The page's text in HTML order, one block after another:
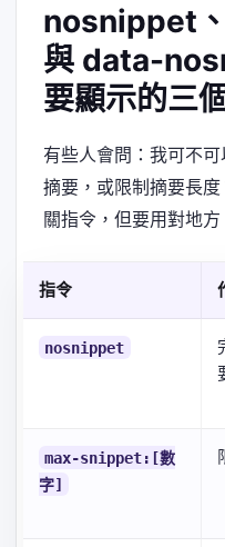
nosnippet
與 data-
要顯示的三
有些人會問：我可不
摘要，或限制摘要長
關指令，但要用對地
指令
nosnippet
max-snippet:[數
字]